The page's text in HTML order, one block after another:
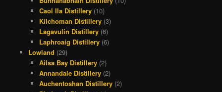
Caol Ila Distillery (10)
Kilchoman Distillery (3)
Lagavulin Distillery (6)
Laphroaig Distillery (6)
Lowland (29)
Ailsa Bay Distillery (2)
Annandale Distillery (2)
Auchentoshan Distillery (2)